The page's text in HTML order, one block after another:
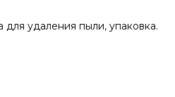
удаления пыли, упаковка.